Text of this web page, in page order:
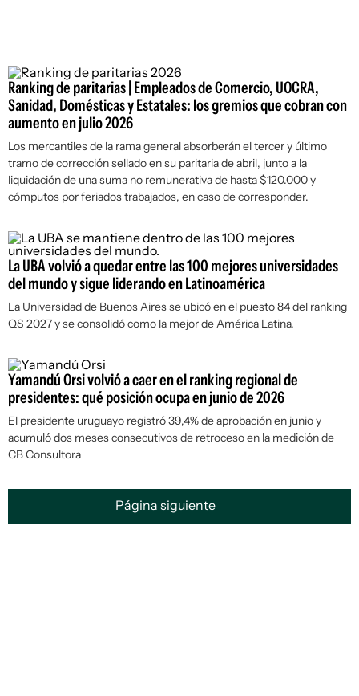
Ranking de paritarias | Empleados de Comercio, UOCRA,
Sanidad, Domésticas y Estatales: los gremios que cobran con
aumento en julio 2026
Los mercantiles de la rama general absorberán el tercer y último
tramo de corrección sellado en su paritaria de abril, junto a la
liquidación de una suma no remunerativa de hasta $120.000 y
cómputos por feriados trabajados, en caso de corresponder.
La UBA volvió a quedar entre las 100 mejores universidades
del mundo y sigue liderando en Latinoamérica
La Universidad de Buenos Aires se ubicó en el puesto 84 del ranking
QS 2027 y se consolidó como la mejor de América Latina.
Yamandú Orsi volvió a caer en el ranking regional de
presidentes: qué posición ocupa en junio de 2026
El presidente uruguayo registró 39,4% de aprobación en junio y
acumuló dos meses consecutivos de retroceso en la medición de
CB Consultora
Página siguiente